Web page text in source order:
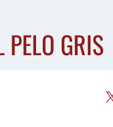
PELO GRIS
X